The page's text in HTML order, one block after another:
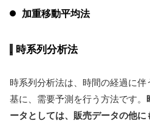
加重移動平均法
時系列分析法
時系列分析法は、時間の経過に
基に、需要予測を行う方法です。
ータとしては、販売データの他